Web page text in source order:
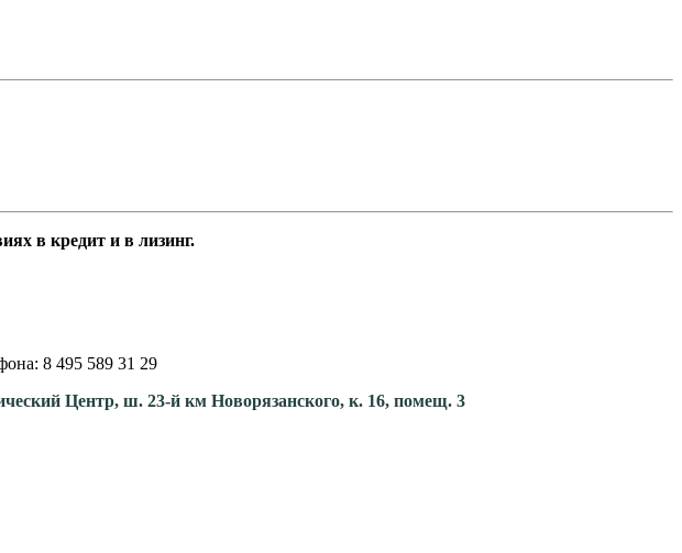
в кредит и в лизинг.
8 495 589 31 29
Центр, ш. 23-й км Новорязанского, к. 16, помещ. 3